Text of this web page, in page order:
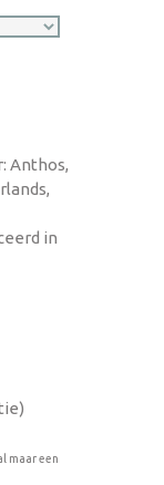
Anthos,
in
maar een